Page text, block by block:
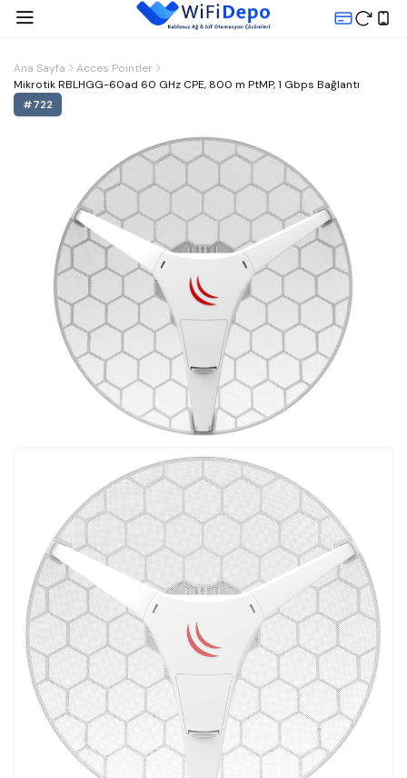
Ana Sayfa
Acces Pointler
Mikrotik RBLHGG-60ad 60 GHz CPE, 800 m PtMP, 1 Gbps Bağlantı
#722